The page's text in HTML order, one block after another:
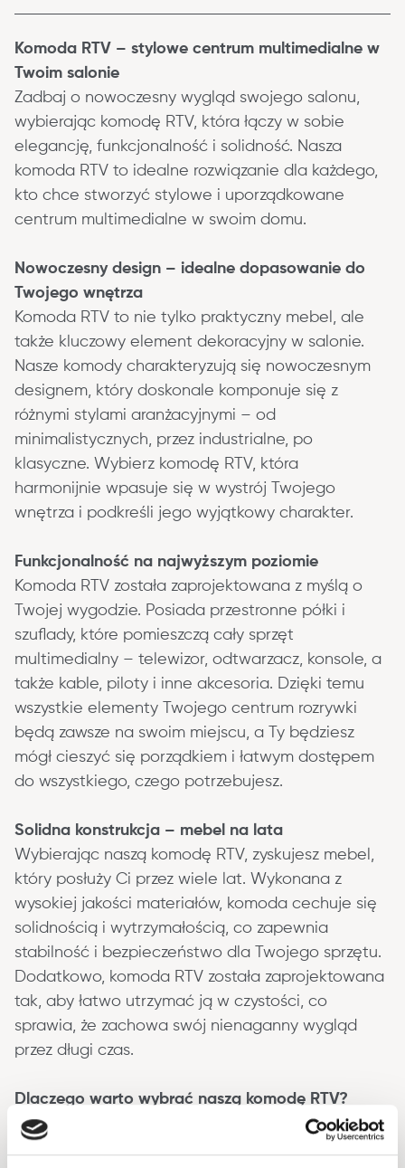
Komoda RTV – stylowe centrum multimedialne w
Twoim salonie
Zadbaj o nowoczesny wygląd swojego salonu,
wybierając komodę RTV, która łączy w sobie
elegancję, funkcjonalność i solidność. Nasza
komoda RTV to idealne rozwiązanie dla każdego,
kto chce stworzyć stylowe i uporządkowane
centrum multimedialne w swoim domu.
Nowoczesny design – idealne dopasowanie do
Twojego wnętrza
Komoda RTV to nie tylko praktyczny mebel, ale
także kluczowy element dekoracyjny w salonie.
Nasze komody charakteryzują się nowoczesnym
designem, który doskonale komponuje się z
różnymi stylami aranżacyjnymi – od
minimalistycznych, przez industrialne, po
klasyczne. Wybierz komodę RTV, która
harmonijnie wpasuje się w wystrój Twojego
wnętrza i podkreśli jego wyjątkowy charakter.
Funkcjonalność na najwyższym poziomie
Komoda RTV została zaprojektowana z myślą o
Twojej wygodzie. Posiada przestronne półki i
szuflady, które pomieszczą cały sprzęt
multimedialny – telewizor, odtwarzacz, konsole, a
także kable, piloty i inne akcesoria. Dzięki temu
wszystkie elementy Twojego centrum rozrywki
będą zawsze na swoim miejscu, a Ty będziesz
mógł cieszyć się porządkiem i łatwym dostępem
do wszystkiego, czego potrzebujesz.
Solidna konstrukcja – mebel na lata
Wybierając naszą komodę RTV, zyskujesz mebel,
który posłuży Ci przez wiele lat. Wykonana z
wysokiej jakości materiałów, komoda cechuje się
solidnością i wytrzymałością, co zapewnia
stabilność i bezpieczeństwo dla Twojego sprzętu.
Dodatkowo, komoda RTV została zaprojektowana
tak, aby łatwo utrzymać ją w czystości, co
sprawia, że zachowa swój nienaganny wygląd
przez długi czas.
Dlaczego warto wybrać naszą komodę RTV?